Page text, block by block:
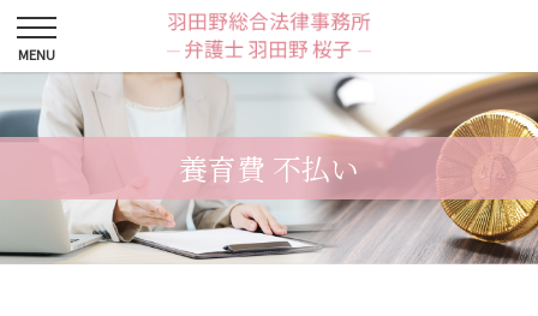
養育費 不払い